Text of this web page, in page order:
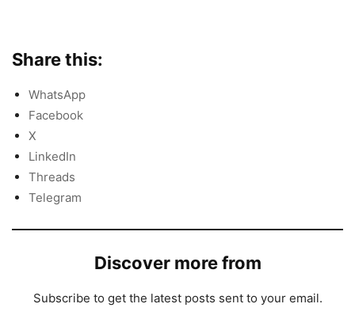
Share this:
WhatsApp
Facebook
X
LinkedIn
Threads
Telegram
Discover more from
Subscribe to get the latest posts sent to your email.